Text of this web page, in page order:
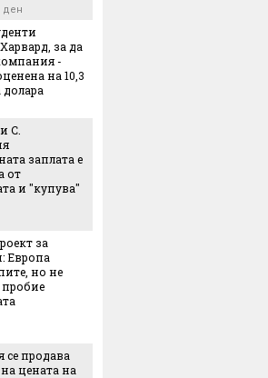
ден
за да
-
на 10,3
С.
заплата е
от
и "купува"
за
Европа
но не
пробие
се продава
цената на